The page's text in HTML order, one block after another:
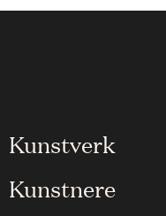
Kunstverk
Kunstnere